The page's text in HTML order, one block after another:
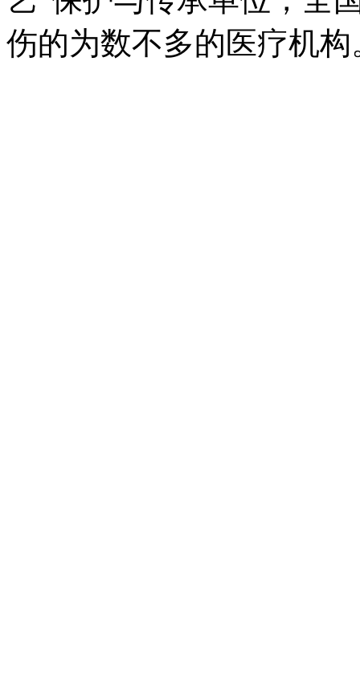
伤的为数不多的医疗机